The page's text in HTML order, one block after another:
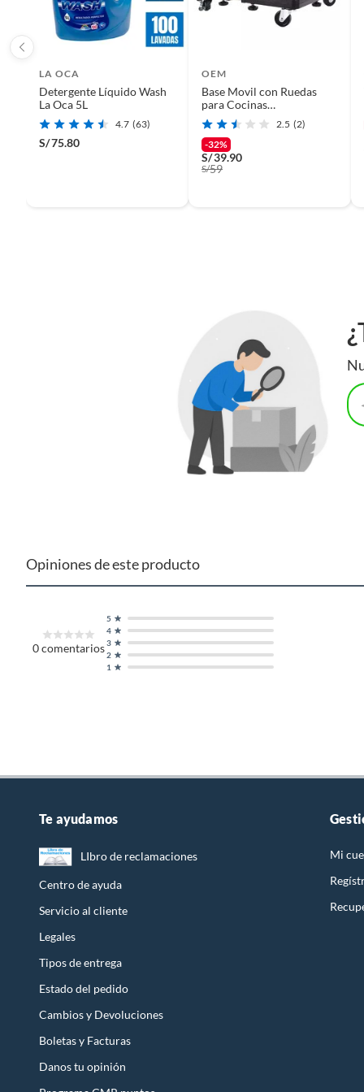
etc.).
LA OCA
Detergente Líquido Wash
La Oca 5L
4.7 (63)
S/75.80
OEM
Base Movil con Ruedas
para Cocinas
Refrigeradoras Lavadoras
Ajustable
2.5 (2)
-32%
S/39.90
S/59
Opiniones de este producto
0comentarios
1
2
3
4
5
Te ayudamos
LIbro de reclamaciones
Centro de ayuda
Servicio al cliente
Legales
Tipos de entrega
Estado del pedido
Cambios y Devoluciones
Boletas y Facturas
Danos tu opinión
Mi